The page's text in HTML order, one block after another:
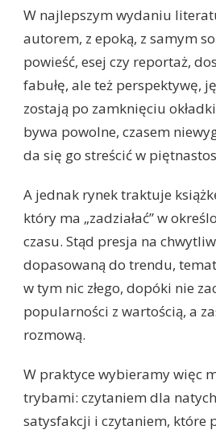
W najlepszym wydaniu
autorem, z epoką, z samym
powieść, esej czy reportaż,
fabułę, ale też perspektywę,
zostają po zamknięciu
bywa powolne, czasem
da się go streścić w
A jednak rynek traktuje
który ma „zadziałać” w
czasu. Stąd presja na
dopasowaną do trendu, temat
w tym nic złego, dopóki nie
popularności z wartością, a
rozmową.
W praktyce wybieramy więc
trybami: czytaniem dla
satysfakcji i czytaniem, które